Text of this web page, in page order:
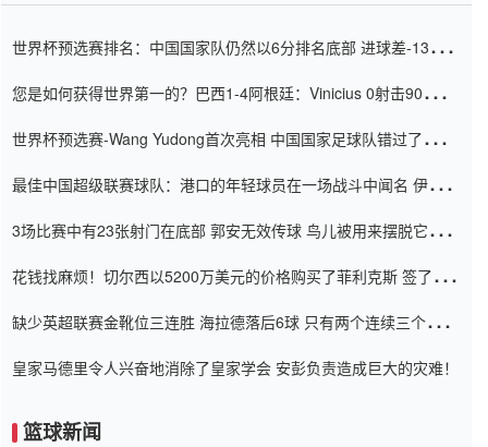
世界杯预选赛排名：中国国家队仍然以6分排名底部 进球差-13令人
您是如何获得世界第一的？巴西1-4阿根廷：Vinicius 0射击90分钟
世界杯预选赛-Wang Yudong首次亮相 中国国家足球队错过了世界
最佳中国超级联赛球队：港口的年轻球员在一场战斗中闻名 伊万放
3场比赛中有23张射门在底部 郭安无效传球 鸟儿被用来摆脱它
花钱找麻烦！切尔西以5200万美元的价格购买了菲利克斯 签了7年
缺少英超联赛金靴位三连胜 海拉德落后6球 只有两个连续三个连续
皇家马德里令人兴奋地消除了皇家学会 安彭负责造成巨大的灾难！
篮球新闻